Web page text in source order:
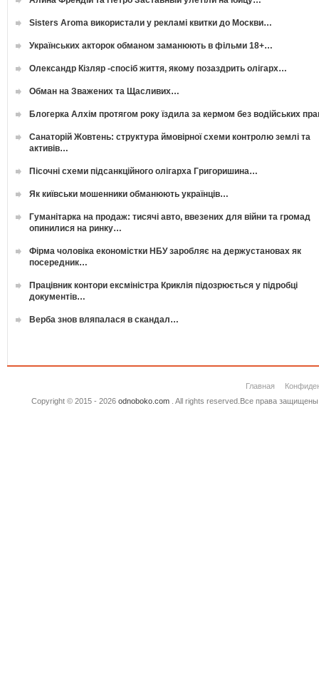
Sisters Aroma використали у рекламі квитки до Москви…
Українських акторок обманом заманюють в фільми 18+…
Олександр Кізляр -спосіб життя, якому позаздрить олігарх…
Обман на Зважених та Щасливих…
Блогерка Алхім протягом року їздила за кермом без водійських
Санаторій Жовтень: структура ймовірної схеми контролю землі та
активів…
Пісочні схеми підсанкційного олігарха Григоришина…
Як київськи мошенники обманюють українців…
Гуманітарка на продаж: тисячі авто, ввезених для війни та громад
опинилися на ринку…
Фірма чоловіка економістки НБУ заробляє на держустановах як
посередник…
Працівник контори ексміністра Криклія підозрюється у підробці
документів…
Верба знов вляпалася в скандал…
Главная
Copyright © 2015 - 2026 odnoboko.com. All rights reserved.Все права защищены.